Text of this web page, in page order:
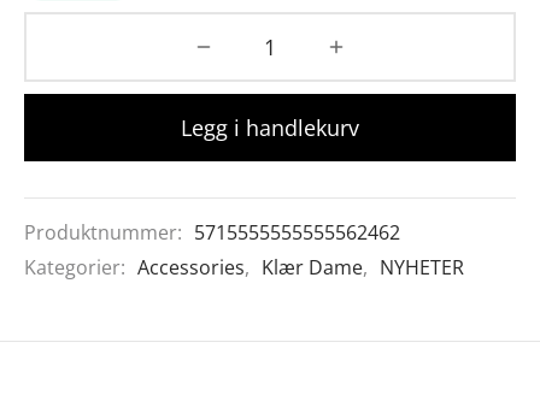
Legg i handlekurv
Produktnummer: 5715555555555562462
Kategorier: Accessories, Klær Dame, NYHETER